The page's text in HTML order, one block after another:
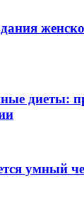
диеты:
умный